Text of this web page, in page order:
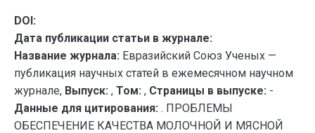
DOI:
Дата публикации статьи в журнале:
Название журнала: Евразийский Союз Ученых —
публикация научных статей в ежемесячном научном
журнале, Выпуск: , Том: , Страницы в выпуске: -
Данные для цитирования: . ПРОБЛЕМЫ
ОБЕСПЕЧЕНИЕ КАЧЕСТВА МОЛОЧНОЙ И МЯСНОЙ